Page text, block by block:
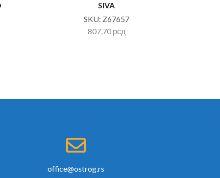
SIVA
SKU: Z67657
807,70 рсд
office@ostrog.rs